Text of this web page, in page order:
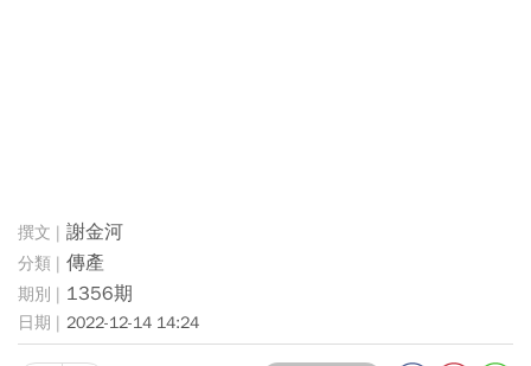
謝金河
傳產
1356期
2022-12-14 14:24